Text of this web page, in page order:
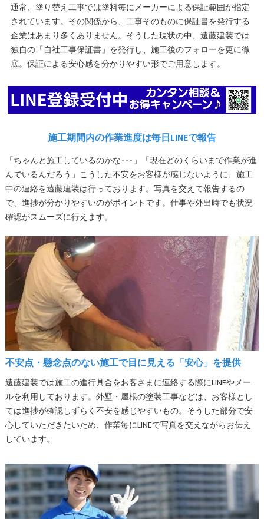
通常、塗り替え工事では塗料毎にメーカーによる保証範囲が指定
されています。その関係から、工事そのものに保証書を発行する
企業はあまり多くありません。そうした現状の中、遠藤建装では
独自の「自社工事保証書」を発行し、施工後のフォローを更に徹
底。保証による安心感を分かりやすい形でご用意します。
施工期間内の作業進度は毎日LINEで報告
「ちゃんと施工しているのかな･･･」「現在どのくらいまで作業が進
んでいるんだろう」こうした不安をお客様が感じないように、施工
中の連絡を遠藤建装は行っております。写真を交えて報告するの
で、進捗が分かりやすいのがポイントです。仕事や外出時でも状況
確認がスムーズに行えます。
不安点・懸念点のない施工で目に見える「安心」を提供
遠藤建装では施工の進行具合をお客さまに連絡する際にLINEやメー
ルを利用しております。外壁・屋根の塗装工事などは、お客様とし
ては進捗が確認しずらく不安を感じやすいもの。そうした部分で安
心していただきたいため、作業毎にLINEで写真を交えながらお伝え
しています。